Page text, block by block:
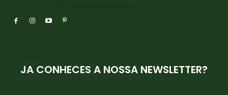
JA CONHECES A NOSSA NEWSLETTER?